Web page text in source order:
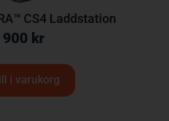
CS4 Laddstation
900 kr
i varukorg